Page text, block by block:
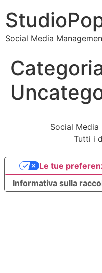
Social Media
Social Media
Tutti i
Informativa sulla
Le tue